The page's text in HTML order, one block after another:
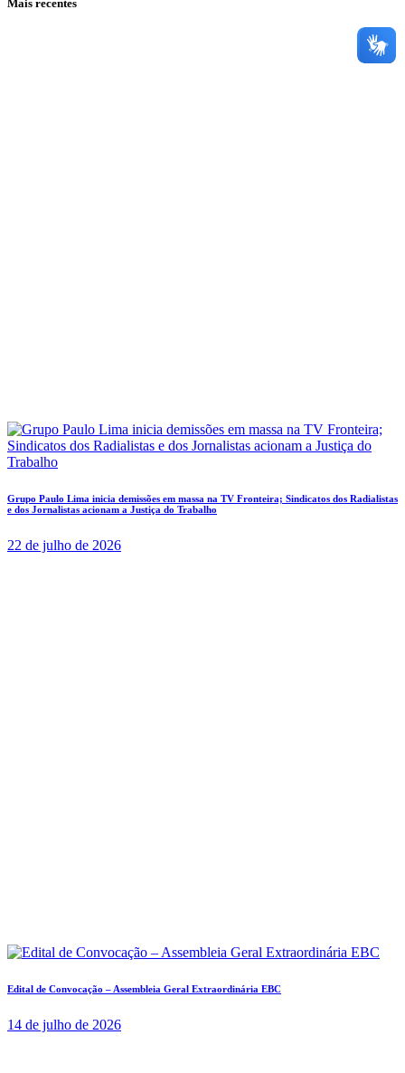
Mais recentes
Grupo Paulo Lima inicia demissões em massa na TV Fronteira; Sindicatos dos Radialistas
e dos Jornalistas acionam a Justiça do Trabalho
22 de julho de 2026
Edital de Convocação – Assembleia Geral Extraordinária EBC
14 de julho de 2026